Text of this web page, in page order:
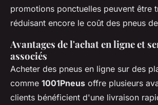
promotions ponctuelles peuvent être
réduisant encore le coût des pneus
Avantages de l'achat en ligne et
associés
Acheter des pneus en ligne sur des
comme 1001Pneus offre plusieurs
clients bénéficient d'une livraison